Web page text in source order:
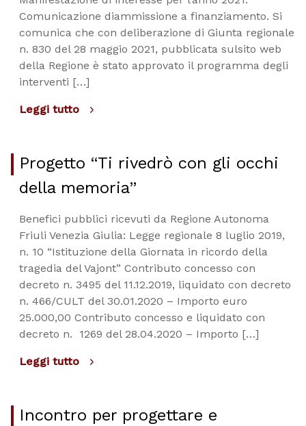
Comunicazione diammissione a finanziamento. Si
comunica che con deliberazione di Giunta regionale
n. 830 del 28 maggio 2021, pubblicata sulsito web
della Regione è stato approvato il programma degli
interventi […]
Leggi tutto
Progetto “Ti rivedrò con gli occhi
della memoria”
Benefici pubblici ricevuti da Regione Autonoma
Friuli Venezia Giulia: Legge regionale 8 luglio 2019,
n. 10 “Istituzione della Giornata in ricordo della
tragedia del Vajont” Contributo concesso con
decreto n. 3495 del 11.12.2019, liquidato con decreto
n. 466/CULT del 30.01.2020 – Importo euro
25.000,00 Contributo concesso e liquidato con
decreto n. 1269 del 28.04.2020 – Importo […]
Leggi tutto
Incontro per progettare e